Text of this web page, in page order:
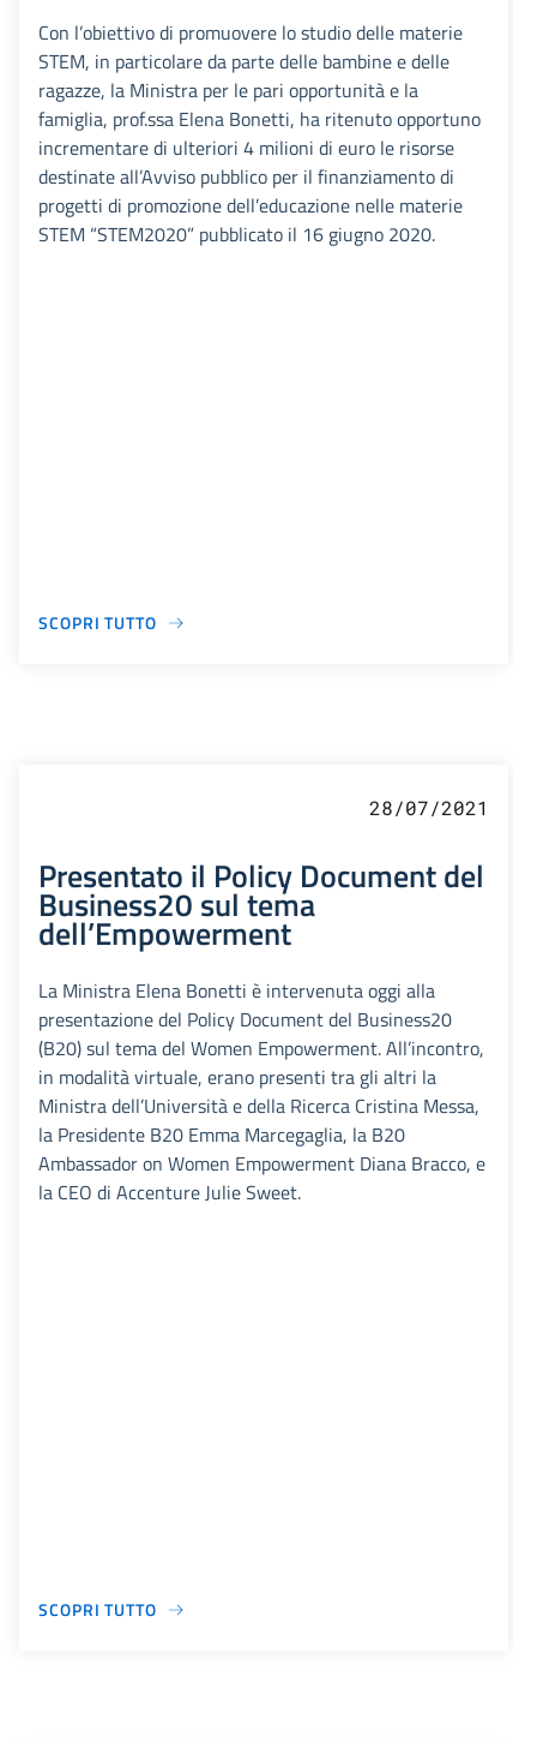
Con l’obiettivo di promuovere lo studio delle materie
STEM, in particolare da parte delle bambine e delle
ragazze, la Ministra per le pari opportunità e la
famiglia, prof.ssa Elena Bonetti, ha ritenuto opportuno
incrementare di ulteriori 4 milioni di euro le risorse
destinate all’Avviso pubblico per il finanziamento di
progetti di promozione dell’educazione nelle materie
STEM “STEM2020” pubblicato il 16 giugno 2020.
SCOPRI TUTTO
28/07/2021
Presentato il Policy Document del
Business20 sul tema
dell’Empowerment
La Ministra Elena Bonetti è intervenuta oggi alla
presentazione del Policy Document del Business20
(B20) sul tema del Women Empowerment. All’incontro,
in modalità virtuale, erano presenti tra gli altri la
Ministra dell’Università e della Ricerca Cristina Messa,
la Presidente B20 Emma Marcegaglia, la B20
Ambassador on Women Empowerment Diana Bracco, e
la CEO di Accenture Julie Sweet.
SCOPRI TUTTO